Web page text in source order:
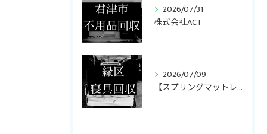
2026/07/31
株式会社ACT
2026/07/09
【スプリングマットレス・折りたたみマットレス回収】